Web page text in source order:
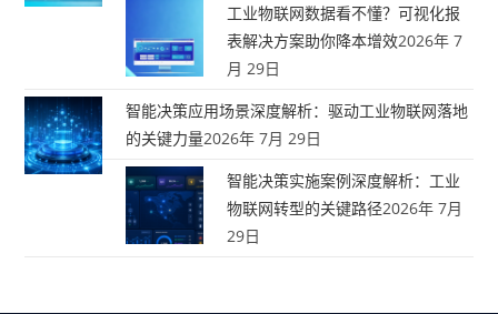
工业物联网数据看不懂？可视化报
表解决方案助你降本增效2026年 7
月 29日
智能决策应用场景深度解析：驱动工业物联网落地
的关键力量2026年 7月 29日
智能决策实施案例深度解析：工业
物联网转型的关键路径2026年 7月
29日